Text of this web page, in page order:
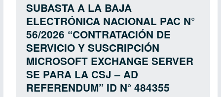
SUBASTA A LA BAJA
ELECTRÓNICA NACIONAL PAC N°
56/2026 “CONTRATACIÓN DE
SERVICIO Y SUSCRIPCIÓN
MICROSOFT EXCHANGE SERVER
SE PARA LA CSJ – AD
REFERENDUM” ID N° 484355